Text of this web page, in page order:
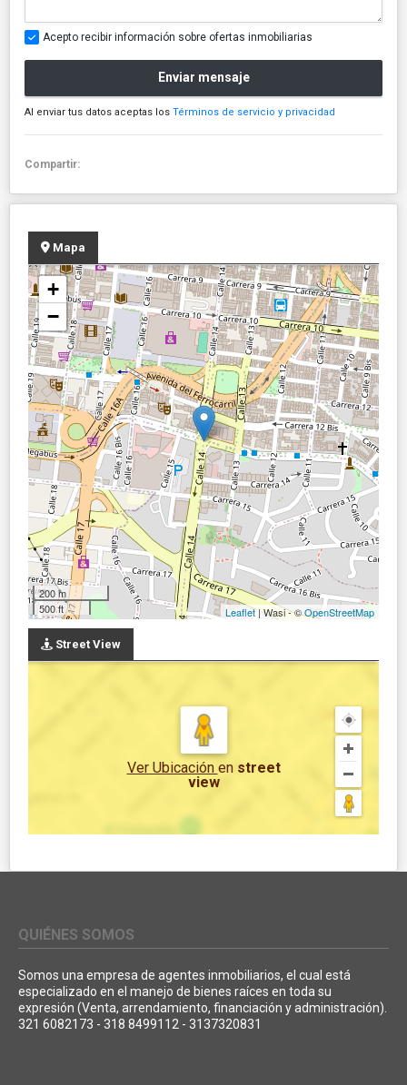
Acepto recibir información sobre ofertas inmobiliarias
Enviar mensaje
Al enviar tus datos aceptas los Términos de servicio y privacidad
Compartir:
Mapa
+
−
200 m
500 ft
Leaflet| Wasi - ©OpenStreetMap
Street View
Ver Ubicación en street
view
QUIÉNES SOMOS
Somos una empresa de agentes inmobiliarios, el cual está
especializado en el manejo de bienes raíces en toda su
expresión (Venta, arrendamiento, financiación y administración).
321 6082173 - 318 8499112 - 3137320831